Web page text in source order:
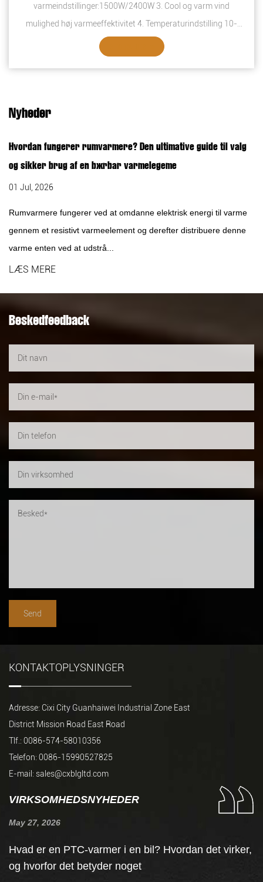
varmeindstillinger:1500W/2400W 3. Cool og varm vind
mulighed høj varmeeffektivitet 4. Temperaturindstilling 10-
Nyheder
Hvordan fungerer rumvarmere? Den ultimative guide til valg
og sikker brug af en bærbar varmelegeme
01 Jul, 2026
Rumvarmere fungerer ved at omdanne elektrisk energi til varme
gennem et resistivt varmeelement og derefter distribuere denne
varme enten ved at udstrå...
LÆS MERE
Beskedfeedback
KONTAKTOPLYSNINGER
Adresse: Cixi City Guanhaiwei Industrial Zone East
District Mission Road East Road
Tlf.: 0086-574-58010356
Telefon: 0086-15990527825
E-mail: sales@cxblgltd.com
VIRKSOMHEDSNYHEDER
May 27, 2026
Hvad er en PTC-varmer i en bil? Hvordan det virker,
og hvorfor det betyder noget